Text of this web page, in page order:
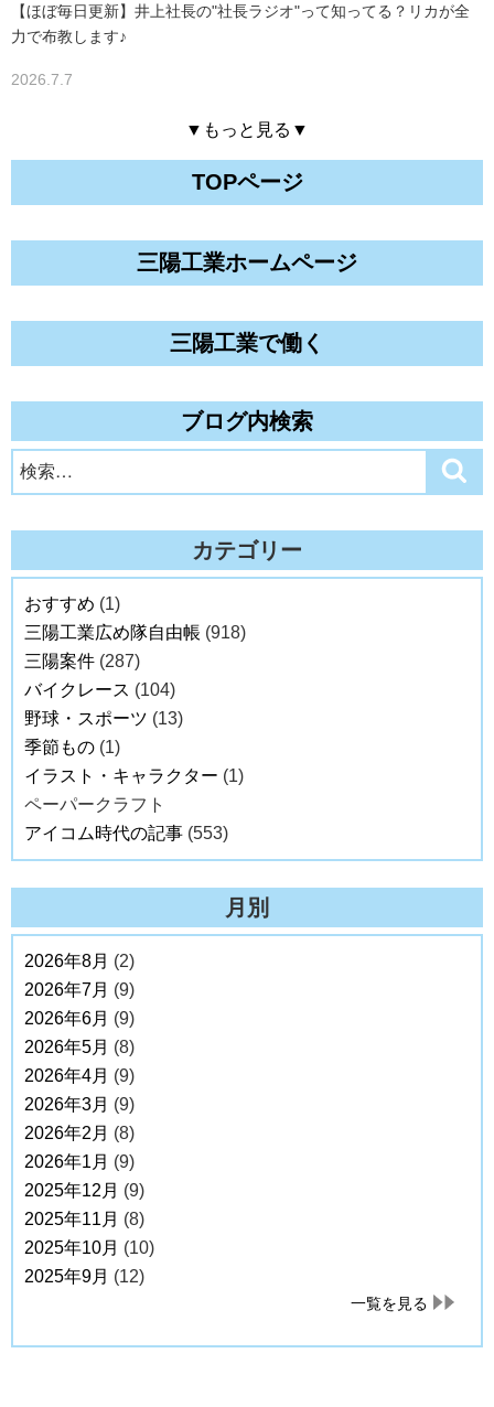
【ほぼ毎日更新】井上社長の"社長ラジオ"って知ってる？リカが全
力で布教します♪
2026.7.7
▼もっと見る▼
TOPページ
三陽工業ホームページ
三陽工業で働く
ブログ内検索
検
索:
カテゴリー
おすすめ (1)
三陽工業広め隊自由帳 (918)
三陽案件 (287)
バイクレース (104)
野球・スポーツ (13)
季節もの (1)
イラスト・キャラクター (1)
ペーパークラフト
アイコム時代の記事 (553)
月別
2026年8月 (2)
2026年7月 (9)
2026年6月 (9)
2026年5月 (8)
2026年4月 (9)
2026年3月 (9)
2026年2月 (8)
2026年1月 (9)
2025年12月 (9)
2025年11月 (8)
2025年10月 (10)
2025年9月 (12)
一覧を見る